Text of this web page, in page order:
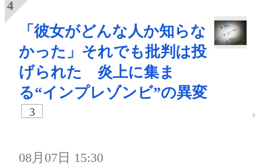
「彼女がどんな人か知らな
かった」それでも批判は投
げられた 炎上に集ま
る“インプレゾンビ”の異変
3
08月07日 15:30